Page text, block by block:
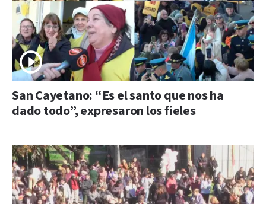
San Cayetano: “Es el santo que nos ha
dado todo”, expresaron los fieles